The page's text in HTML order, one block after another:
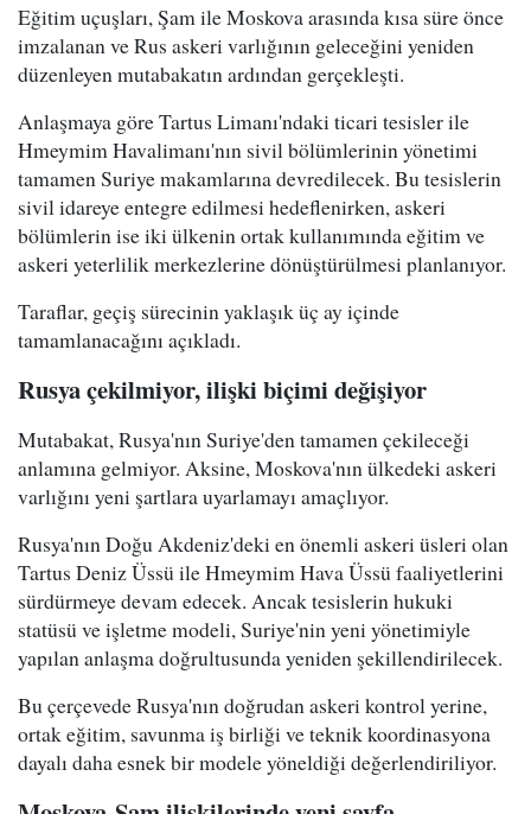
Eğitim uçuşları, Şam ile Moskova arasında kısa süre önce
imzalanan ve Rus askeri varlığının geleceğini yeniden
düzenleyen mutabakatın ardından gerçekleşti.
Anlaşmaya göre Tartus Limanı'ndaki ticari tesisler ile
Hmeymim Havalimanı'nın sivil bölümlerinin yönetimi
tamamen Suriye makamlarına devredilecek. Bu tesislerin
sivil idareye entegre edilmesi hedeflenirken, askeri
bölümlerin ise iki ülkenin ortak kullanımında eğitim ve
askeri yeterlilik merkezlerine dönüştürülmesi planlanıyor.
Taraflar, geçiş sürecinin yaklaşık üç ay içinde
tamamlanacağını açıkladı.
Rusya çekilmiyor, ilişki biçimi değişiyor
Mutabakat, Rusya'nın Suriye'den tamamen çekileceği
anlamına gelmiyor. Aksine, Moskova'nın ülkedeki askeri
varlığını yeni şartlara uyarlamayı amaçlıyor.
Rusya'nın Doğu Akdeniz'deki en önemli askeri üsleri olan
Tartus Deniz Üssü ile Hmeymim Hava Üssü faaliyetlerini
sürdürmeye devam edecek. Ancak tesislerin hukuki
statüsü ve işletme modeli, Suriye'nin yeni yönetimiyle
yapılan anlaşma doğrultusunda yeniden şekillendirilecek.
Bu çerçevede Rusya'nın doğrudan askeri kontrol yerine,
ortak eğitim, savunma iş birliği ve teknik koordinasyona
dayalı daha esnek bir modele yöneldiği değerlendiriliyor.